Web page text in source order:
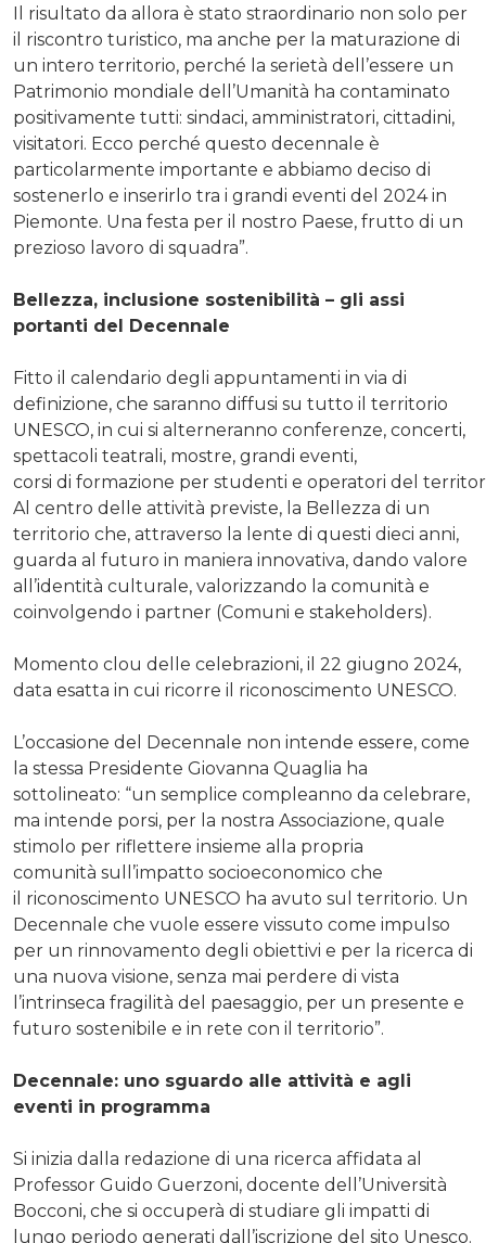
Il risultato da allora è stato straordinario non solo per
il riscontro turistico, ma anche per la maturazione di
un intero territorio, perché la serietà dell’essere un
Patrimonio mondiale dell’Umanità ha contaminato
positivamente tutti: sindaci, amministratori, cittadini,
visitatori. Ecco perché questo decennale è
particolarmente importante e abbiamo deciso di
sostenerlo e inserirlo tra i grandi eventi del 2024 in
Piemonte. Una festa per il nostro Paese, frutto di un
prezioso lavoro di squadra”.
Bellezza, inclusione sostenibilità – gli assi
portanti del Decennale
Fitto il calendario degli appuntamenti in via di
definizione, che saranno diffusi su tutto il territorio
UNESCO, in cui si alterneranno conferenze, concerti,
spettacoli teatrali, mostre, grandi eventi,
corsi di formazione per studenti e operatori del
Al centro delle attività previste, la Bellezza di un
territorio che, attraverso la lente di questi dieci anni,
guarda al futuro in maniera innovativa, dando valore
all’identità culturale, valorizzando la comunità e
coinvolgendo i partner (Comuni e stakeholders).
Momento clou delle celebrazioni, il 22 giugno 2024,
data esatta in cui ricorre il riconoscimento UNESCO.
L’occasione del Decennale non intende essere, come
la stessa Presidente Giovanna Quaglia ha
sottolineato: “un semplice compleanno da celebrare,
ma intende porsi, per la nostra Associazione, quale
stimolo per riflettere insieme alla propria
comunità sull’impatto socioeconomico che
il riconoscimento UNESCO ha avuto sul territorio. Un
Decennale che vuole essere vissuto come impulso
per un rinnovamento degli obiettivi e per la ricerca di
una nuova visione, senza mai perdere di vista
l’intrinseca fragilità del paesaggio, per un presente e
futuro sostenibile e in rete con il territorio”.
Decennale: uno sguardo alle attività e agli
eventi in programma
Si inizia dalla redazione di una ricerca affidata al
Professor Guido Guerzoni, docente dell’Università
Bocconi, che si occuperà di studiare gli impatti di
lungo periodo generati dall’iscrizione del sito Unesco.